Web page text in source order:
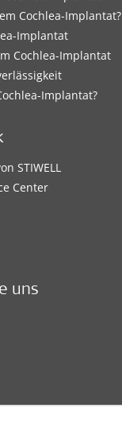
Cochlea-Implantat?
Implantat
Cochlea-Implantat
Implantat?
STIWELL
Center
uns